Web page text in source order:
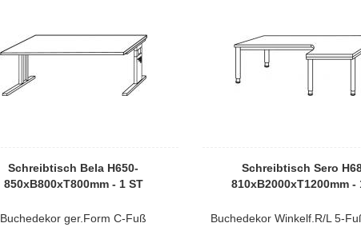
Schreibtisch Bela H650-
850xB800xT800mm - 1 ST
Buchedekor ger.Form C-Fuß
Schreibtisch Sero
810xB2000xT1200mm -
Buchedekor Winkelf.R/L 5-